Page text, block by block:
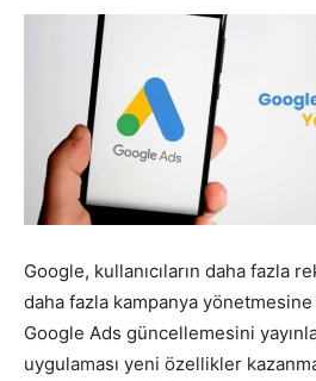
ve
–
Google, kullanıcıların daha fazla
daha fazla kampanya
Google Ads güncellemesini
uygulaması yeni özellikler